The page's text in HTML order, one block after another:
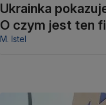
Ukrainka
O czym jest ten
M. Istel